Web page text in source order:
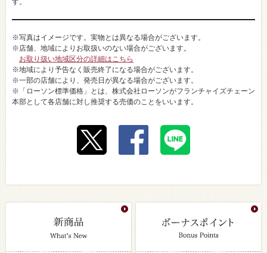
※写真はイメージです。実物とは異なる場合がございます。
※店舗、地域によりお取扱いのない場合がございます。
お取り扱い地域区分の詳細はこちら
※地域により予告なく販売終了になる場合がございます。
※一部の店舗により、発売日が異なる場合がございます。
※「ローソン標準価格」とは、株式会社ローソンがフランチャイズチェーン
本部として各店舗に対し推奨する売価のことをいいます。